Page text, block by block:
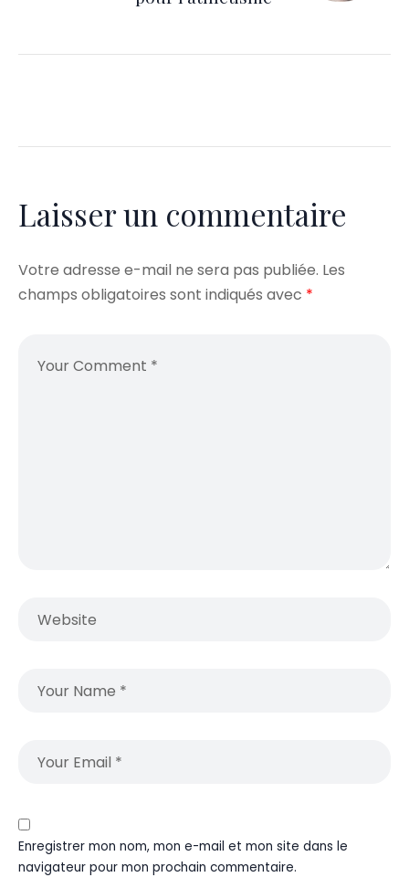
Laisser un commentaire
Votre adresse e-mail ne sera pas publiée. Les
champs obligatoires sont indiqués avec *
Enregistrer mon nom, mon e-mail et mon site dans le
navigateur pour mon prochain commentaire.